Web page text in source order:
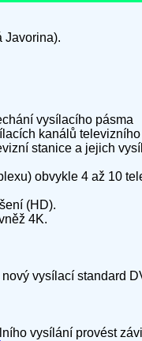
Javorina).
vysílacího pásma
kanálů
stanice a jejich
obvykle 4 až 10
(HD).
4K.
vysílací standard
vysílání provést